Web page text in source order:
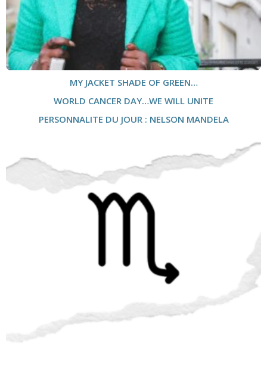
MY JACKET SHADE OF GREEN…
WORLD CANCER DAY…WE WILL UNITE
PERSONNALITE DU JOUR : NELSON MANDELA